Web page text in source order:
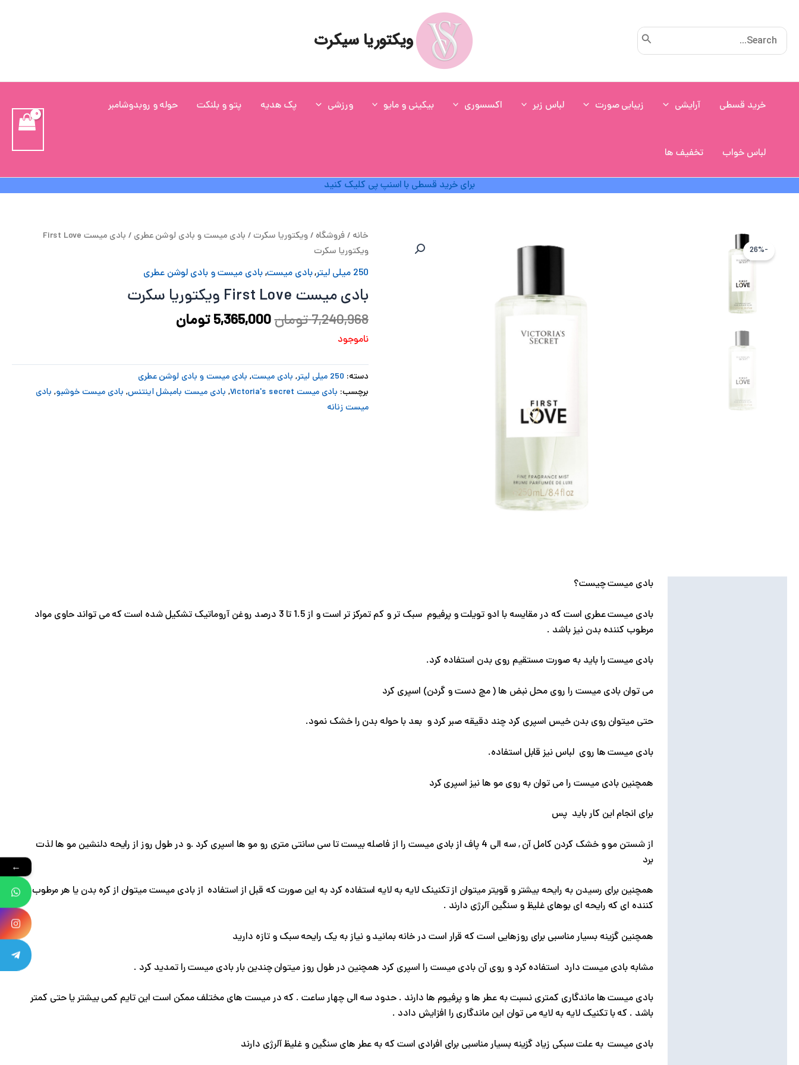
Search
for:
ویکتوریا سیکرت
خرید قسطی آرایشی زیبایی صورت لباس زیر اکسسوری بیکینی و مایو ورزشی پک هدیه پتو و بلنکت حوله و روبدوشامبر
لباس خواب تخفیف ها
برای خرید قسطی با اسنپ پی کلیک کنید
-26%
خانه /فروشگاه/ویکتوریا سکرت/ بادی میست و بادی لوشن عطری
/ بادی میست First Love
ویکتوریا سکرت
250 میلی لیتر ,بادی میست,بادی میست و بادی لوشن عطری
بادی میست First Love ویکتوریا سکرت
7,240,968تومان
قیمت
7,240,968 تومان
بود.
5,365,000تومان
قیمت
است.
ناموجود
دسته: 250 میلی لیتر , بادی میست, بادی میست و بادی لوشن عطری
برچسب: بادی میست Victoria's secret , بادی میست بامبشل اینتنس, بادی میست خوشبو, بادی
میست زنانه
بادی میست چیست؟
بادی میست عطری است که در مقایسه با ادو تویلت و پرفیوم سبک تر و کم تمرکز تر است و از 1.5 تا 3 درصد روغن آروماتیک تشکیل شده است که می تواند حاوی مواد
مرطوب کننده بدن نیز باشد .
بادی میست را باید به صورت مستقیم روی بدن استفاده کرد.
می توان بادی میست را روی محل نبض ها ( مچ دست و گردن) اسپری کرد
حتی میتوان روی بدن خیس اسپری کرد چند دقیقه صبر کرد و بعد با حوله بدن را خشک نمود.
بادی میست ها روی لباس نیز قابل استفاده.
همچنین بادی میست را می توان به روی مو ها نیز اسپری کرد
برای انجام این کار باید پس
از شستن مو و خشک کردن کامل آن , سه الی 4 پاف از بادی میست را از فاصله بیست تا سی سانتی متری رو مو ها اسپری کرد .و در طول روز از رایحه دلنشین مو ها لذت
برد
همچنین برای رسیدن به رایحه بیشتر و قویتر میتوان از تکنینک لایه به لایه استفاده کرد به این صورت که قبل از استفاده از بادی میست میتوان از کره بدن یا هر مرطوب
کننده ای که رایحه ای بوهای غلیظ و سنگین آلرژی دارند .
همچنین گزینه بسیار مناسبی برای روزهایی است که قرار است در خانه بمانید و نیاز به یک رایحه سبک و تازه دارید
مشابه بادی میست دارد استفاده کرد و روی آن بادی میست را اسپری کرد همچنین در طول روز میتوان چندین بار بادی میست را تمدید کرد .
بادی میست ها ماندگاری کمتری نسبت به عطر ها و پرفیوم ها دارند . حدود سه الی چهار ساعت . که در میست های مختلف ممکن است این تایم کمی بیشتر یا حتی کمتر
باشد . که با تکنیک لایه به لایه می توان این ماندگاری را افزایش دادد .
بادی میست به علت سبکی زیاد گزینه بسیار مناسبی برای افرادی است که به عطر های سنگین و غلیظ آلرژی دارند
←